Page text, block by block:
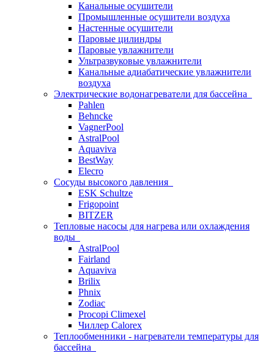
Канальные осушители
Промышленные осушители воздуха
Настенные осушители
Паровые цилиндры
Паровые увлажнители
Ультразвуковые увлажнители
Канальные адиабатические увлажнители
воздуха
Электрические водонагреватели для бассейна
Pahlen
Behncke
VagnerPool
AstralPool
Aquaviva
BestWay
Elecro
Сосуды высокого давления
ESK Schultze
Frigopoint
BITZER
Тепловые насосы для нагрева или охлаждения
воды
AstralPool
Fairland
Aquaviva
Brilix
Phnix
Zodiac
Procopi Climexel
Чиллер Calorex
Теплообменники - нагреватели температуры для
бассейна